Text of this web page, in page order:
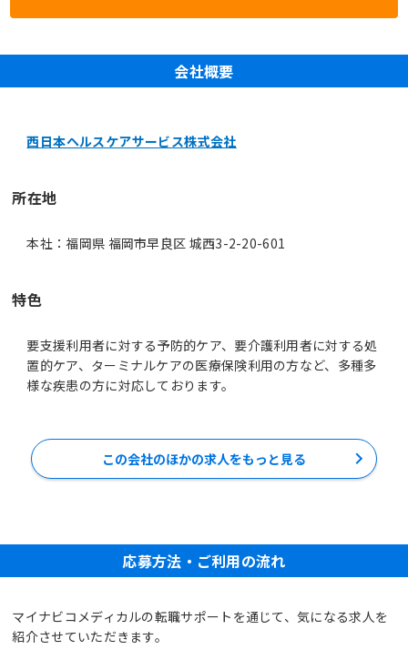
会社概要
西日本ヘルスケアサービス株式会社
所在地
本社：福岡県 福岡市早良区 城西3-2-20-601
特色
要支援利用者に対する予防的ケア、要介護利用者に対する処
置的ケア、ターミナルケアの医療保険利用の方など、多種多
様な疾患の方に対応しております。
この会社のほかの求人をもっと見る
応募方法・ご利用の流れ
マイナビコメディカルの転職サポートを通じて、気になる求人を
紹介させていただきます。